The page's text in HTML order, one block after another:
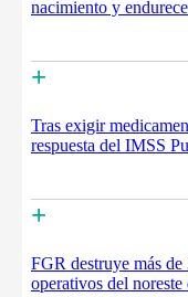
nacimiento y
+
Tras exigir
respuesta del IMSS
+
FGR destruye más de
operativos del